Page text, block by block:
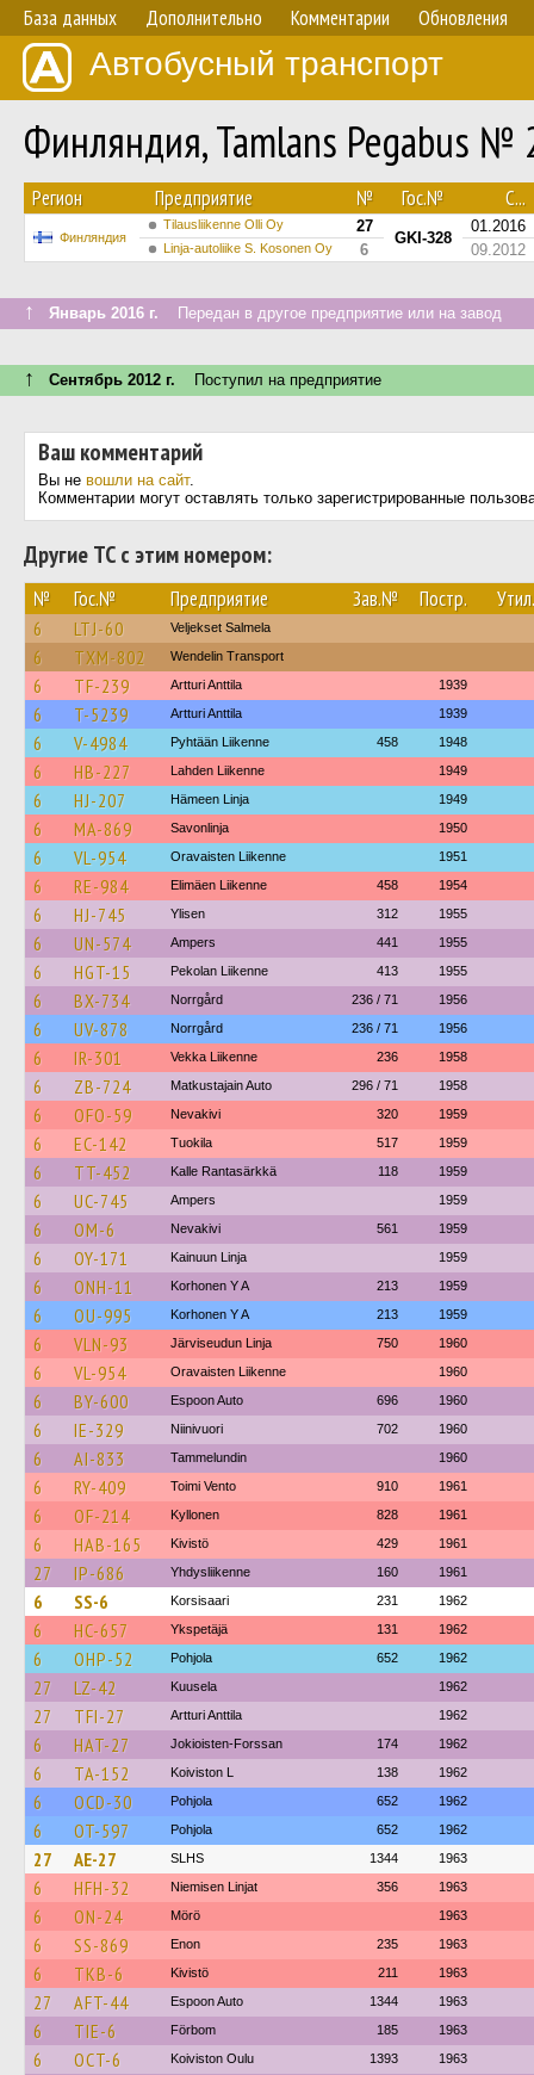
База данных Дополнительно Комментарии Обновления
Автобусный транспорт
Финляндия, Tamlans Pegabus №
Регион Предприятие № Гос.№ С...
Финляндия
Tilausliikenne Olli Oy 27
GKI-328
01.2016
Linja-autoliike S. Kosonen Oy 6 09.2012
↑ Январь 2016 г. Передан в другое предприятие или на завод
↑ Сентябрь 2012 г. Поступил на предприятие
Ваш комментарий
Вы не вошли на сайт.
Комментарии могут оставлять только зарегистрированные
Другие ТС с этим номером:
№ Гос.№ Предприятие Зав.№ Постр. Утил.
6 LTJ-60 Veljekset Salmela
6 TXM-802 Wendelin Transport
6 TF-239 Artturi Anttila 1939
6 T-5239 Artturi Anttila 1939
6 V-4984 Pyhtään Liikenne 458 1948
6 HB-227 Lahden Liikenne 1949
6 HJ-207 Hämeen Linja 1949
6 MA-869 Savonlinja 1950
6 VL-954 Oravaisten Liikenne 1951
6 RE-984 Elimäen Liikenne 458 1954
6 HJ-745 Ylisen 312 1955
6 UN-574 Ampers 441 1955
6 HGT-15 Pekolan Liikenne 413 1955
6 BX-734 Norrgård 236 / 71 1956
6 UV-878 Norrgård 236 / 71 1956
6 IR-301 Vekka Liikenne 236 1958
6 ZB-724 Matkustajain Auto 296 / 71 1958
6 OFO-59 Nevakivi 320 1959
6 EC-142 Tuokila 517 1959
6 TT-452 Kalle Rantasärkkä 118 1959
6 UC-745 Ampers 1959
6 OM-6 Nevakivi 561 1959
6 OY-171 Kainuun Linja 1959
6 ONH-11 Korhonen Y A 213 1959
6 OU-995 Korhonen Y A 213 1959
6 VLN-93 Järviseudun Linja 750 1960
6 VL-954 Oravaisten Liikenne 1960
6 BY-600 Espoon Auto 696 1960
6 IE-329 Niinivuori 702 1960
6 AI-833 Tammelundin 1960
6 RY-409 Toimi Vento 910 1961
6 OF-214 Kyllonen 828 1961
6 HAB-165 Kivistö 429 1961
27 IP-686 Yhdysliikenne 160 1961
6 SS-6 Korsisaari 231 1962
6 HC-657 Ykspetäjä 131 1962
6 OHP-52 Pohjola 652 1962
27 LZ-42 Kuusela 1962
27 TFI-27 Artturi Anttila 1962
6 HAT-27 Jokioisten-Forssan 174 1962
6 TA-152 Koiviston L 138 1962
6 OCD-30 Pohjola 652 1962
6 OT-597 Pohjola 652 1962
27 AE-27 SLHS 1344 1963
6 HFH-32 Niemisen Linjat 356 1963
6 ON-24 Mörö 1963
6 SS-869 Enon 235 1963
6 TKB-6 Kivistö 211 1963
27 AFT-44 Espoon Auto 1344 1963
6 TIE-6 Förbom 185 1963
6 OCT-6 Koiviston Oulu 1393 1963